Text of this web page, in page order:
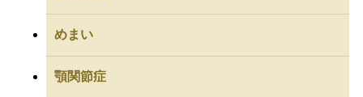
めまい
顎関節症